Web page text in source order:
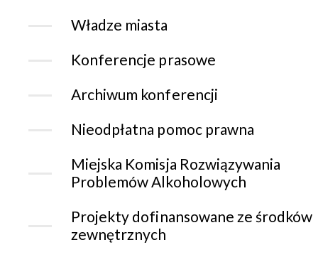
Władze miasta
Konferencje prasowe
Archiwum konferencji
Nieodpłatna pomoc prawna
Miejska Komisja Rozwiązywania
Problemów Alkoholowych
Projekty dofinansowane ze środków
zewnętrznych